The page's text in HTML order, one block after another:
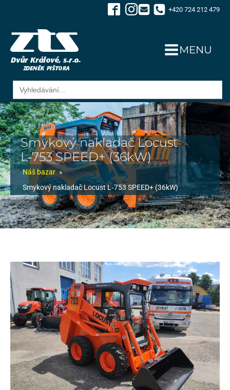
+420 724 212 479
MENU
Search
for:
Smykový nakladač Locust
L‑753 SPEED+ (36kW)
Náš bazar »
Smykový nakladač Locust L‑753 SPEED+ (36kW)